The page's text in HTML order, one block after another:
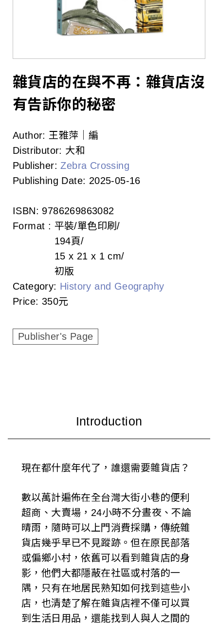
h
e
r
A
s
s
o
c
t
o
n
雜貨店的在與不再：雜貨店沒
有告訴你的秘密
Author: 王雅萍｜編
Distributor: 大和
Publisher:Zebra Crossing
Publishing Date: 2025-05-16
ISBN: 9786269863082
Format : 平裝/單色印刷
194頁
15 x 21 x 1 cm
初版
Category: History and Geography
Price: 350元
Publisher's Page
現在都什麼年代了，誰還需要雜貨店？
數以萬計遍佈在全台灣大街小巷的便利
超商、大賣場，24小時不分晝夜、不論
晴雨，隨時可以上門消費採購，傳統雜
貨店幾乎早已不見蹤跡。但在原民部落
或偏鄉小村，依舊可以看到雜貨店的身
影，他們大都隱蔽在社區或村落的一
隅，只有在地居民熟知如何找到這些小
店，也清楚了解在雜貨店裡不僅可以買
到生活日用品，還能找到人與人之間的